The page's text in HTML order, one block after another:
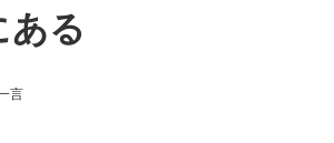
る
言